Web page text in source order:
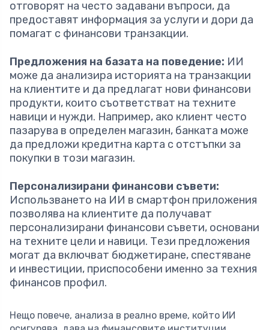
отговорят на често задавани въпроси, да
предоставят информация за услуги и дори да
помагат с финансови транзакции.
Предложения на базата на поведение: ИИ
може да анализира историята на транзакции
на клиентите и да предлагат нови финансови
продукти, които съответстват на техните
навици и нужди. Например, ако клиент често
пазарува в определен магазин, банката може
да предложи кредитна карта с отстъпки за
покупки в този магазин.
Персонализирани финансови съвети:
Использването на ИИ в смартфон приложения
позволява на клиентите да получават
персонализирани финансови съвети, основани
на техните цели и навици. Тези предложения
могат да включват бюджетиране, спестяване
и инвестиции, приспособени именно за техния
финансов профил.
Нещо повече, анализа в реално време, който ИИ